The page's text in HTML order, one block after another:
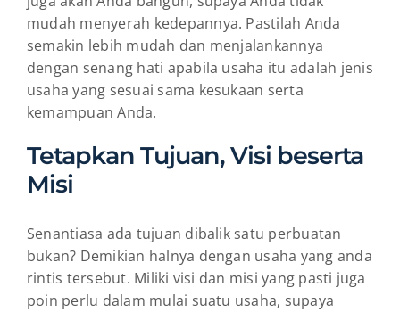
mudah menyerah kedepannya. Pastilah Anda
semakin lebih mudah dan menjalankannya
dengan senang hati apabila usaha itu adalah jenis
usaha yang sesuai sama kesukaan serta
kemampuan Anda.
Tetapkan Tujuan, Visi beserta
Misi
Senantiasa ada tujuan dibalik satu perbuatan
bukan? Demikian halnya dengan usaha yang anda
rintis tersebut. Miliki visi dan misi yang pasti juga
poin perlu dalam mulai suatu usaha, supaya